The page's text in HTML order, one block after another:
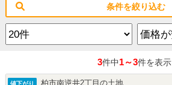
条件を絞り込む
3件中1～3件を表示
柏市南逆井2丁目の土地